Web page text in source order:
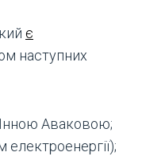
є
наступних
Аваковою;